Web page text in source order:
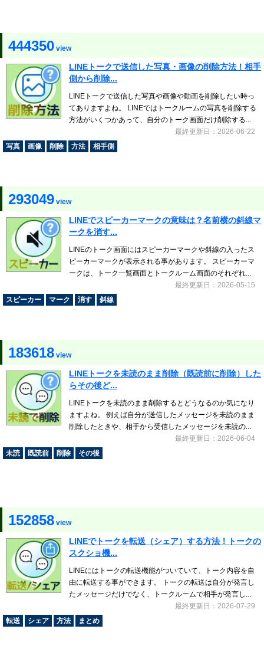
444350 view
LINEトークで送信した写真・画像の削除方法！相手
側から削除...
LINEトークで送信した写真や画像や動画を削除したい時っ
てありますよね。 LINEではトークルームの写真を削除する
方法がいくつかあって、自分のトーク画面だけ削除する...
最終更新日：2026-06-22
写真
画像 削除 方法 相手側
293049 view
LINEでスピーカーマークの意味は？名前横の斜線マ
ークを消す...
LINEのトーク画面にはスピーカーマークや斜線の入ったス
ピーカーマークが表示される事があります。 スピーカーマ
ークは、トーク一覧画面とトークルーム画面のそれぞれ...
最終更新日：2026-05-15
スピーカー
マーク 消す 斜線
183618 view
LINEトークを未読のまま削除（既読前に削除）した
らその後ど...
LINEトークを未読のまま削除するとどうなるのか気になり
ますよね。 例えば自分が送信したメッセージを未読のまま
削除したときや、相手から受信したメッセージを未読の...
最終更新日：2026-06-04
未読
既読前 削除 その後
152858 view
LINEでトークを転送（シェア）する方法！トークの
スクショ機...
LINEにはトークの転送機能がついていて、トーク内容を自
由に転送する事ができます。 トークの転送は自分が発言し
たメッセージだけでなく、トークルームで相手が発言し...
最終更新日：2026-07-29
転送
シェア 方法 まとめ